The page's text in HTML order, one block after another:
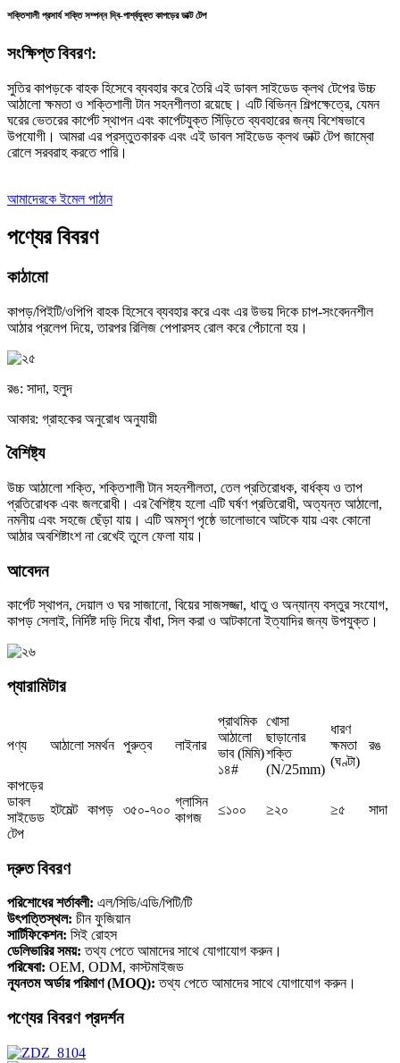
শক্তিশালী প্রসার্য শক্তি সম্পন্ন দ্বি-পার্শ্বযুক্ত কাপড়ের ডাক্ট টেপ
সংক্ষিপ্ত বিবরণ:
সুতির কাপড়কে বাহক হিসেবে ব্যবহার করে তৈরি এই ডাবল সাইডেড ক্লথ টেপের উচ্চ
আঠালো ক্ষমতা ও শক্তিশালী টান সহনশীলতা রয়েছে। এটি বিভিন্ন শিল্পক্ষেত্রে, যেমন
ঘরের ভেতরের কার্পেট স্থাপন এবং কার্পেটযুক্ত সিঁড়িতে ব্যবহারের জন্য বিশেষভাবে
উপযোগী। আমরা এর প্রস্তুতকারক এবং এই ডাবল সাইডেড ক্লথ ডাক্ট টেপ জাম্বো
রোলে সরবরাহ করতে পারি।
আমাদেরকে ইমেল পাঠান
পণ্যের বিবরণ
কাঠামো
কাপড়/পিইটি/ওপিপি বাহক হিসেবে ব্যবহার করে এবং এর উভয় দিকে চাপ-সংবেদনশীল
আঠার প্রলেপ দিয়ে, তারপর রিলিজ পেপারসহ রোল করে পেঁচানো হয়।
রঙ: সাদা, হলুদ
আকার: গ্রাহকের অনুরোধ অনুযায়ী
বৈশিষ্ট্য
উচ্চ আঠালো শক্তি, শক্তিশালী টান সহনশীলতা, তেল প্রতিরোধক, বার্ধক্য ও তাপ
প্রতিরোধক এবং জলরোধী। এর বৈশিষ্ট্য হলো এটি ঘর্ষণ প্রতিরোধী, অত্যন্ত আঠালো,
নমনীয় এবং সহজে ছেঁড়া যায়। এটি অমসৃণ পৃষ্ঠে ভালোভাবে আটকে যায় এবং কোনো
আঠার অবশিষ্টাংশ না রেখেই তুলে ফেলা যায়।
আবেদন
কার্পেট স্থাপন, দেয়াল ও ঘর সাজানো, বিয়ের সাজসজ্জা, ধাতু ও অন্যান্য বস্তুর সংযোগ,
কাপড় সেলাই, নির্দিষ্ট দড়ি দিয়ে বাঁধা, সিল করা ও আটকানো ইত্যাদির জন্য উপযুক্ত।
প্যারামিটার
পণ্য আঠালো সমর্থন পুরুত্ব লাইনার
প্রাথমিক
আঠালো
ভাব (মিমি)
১৪#
খোসা
ছাড়ানোর
শক্তি
(N/25mm)
ধারণ
ক্ষমতা
(ঘণ্টা)
রঙ
কাপড়ের
ডাবল
সাইডেড
টেপ
হটমেল্ট কাপড় ৩৫০-৭০০
গ্লাসিন
কাগজ
≤১০০ ≥২০ ≥৫ সাদা
দ্রুত বিবরণ
পরিশোধের শর্তাবলী: এল/সিডি/এডি/পিটি/টি
উৎপত্তিস্থল: চীন ফুজিয়ান
সার্টিফিকেশন: সিই রোহস
ডেলিভারির সময়: তথ্য পেতে আমাদের সাথে যোগাযোগ করুন।
পরিষেবা: OEM, ODM, কাস্টমাইজড
ন্যূনতম অর্ডার পরিমাণ (MOQ): তথ্য পেতে আমাদের সাথে যোগাযোগ করুন।
পণ্যের বিবরণ প্রদর্শন